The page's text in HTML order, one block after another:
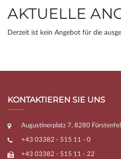
AKTUELLE
Derzeit ist kein Angebot für die
KONTAKTIEREN SIE UNS
Augustinerplatz 7, 8280
+43 03382 - 515 11 - 0
+43 03382 - 515 11 - 22